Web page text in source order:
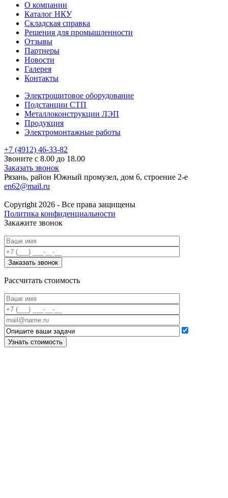
О компании
Каталог НКУ
Складская справка
Решения для промышленности
Отзывы
Партнеры
Новости
Галерея
Контакты
Электрощитовое оборудование
Подстанции СТП
Металлоконструкции ЛЭП
Продукция
Электромонтажные работы
+7 (4912) 46-33-82
Звоните с 8.00 до 18.00
Заказать звонок
Рязань, район Южный промузел, дом 6, строение 2-е
en62@mail.ru
Copyright 2026 - Все права защищены
Политика конфиденциальности
Закажите звонок
Рассчитать стоимость